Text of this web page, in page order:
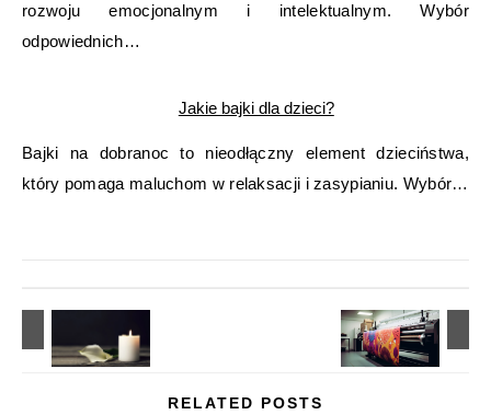
rozwoju emocjonalnym i intelektualnym. Wybór
odpowiednich…
Jakie bajki dla dzieci?
Bajki na dobranoc to nieodłączny element dzieciństwa,
który pomaga maluchom w relaksacji i zasypianiu. Wybór…
RELATED POSTS